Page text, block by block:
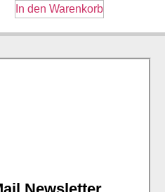
In den Warenkorb